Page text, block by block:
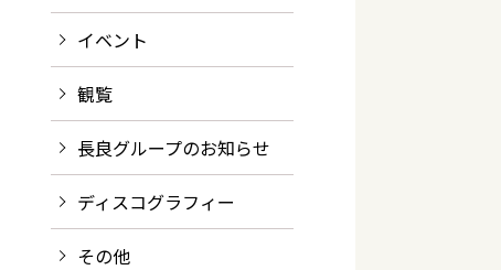
イベント
観覧
長良グループのお知らせ
ディスコグラフィー
その他